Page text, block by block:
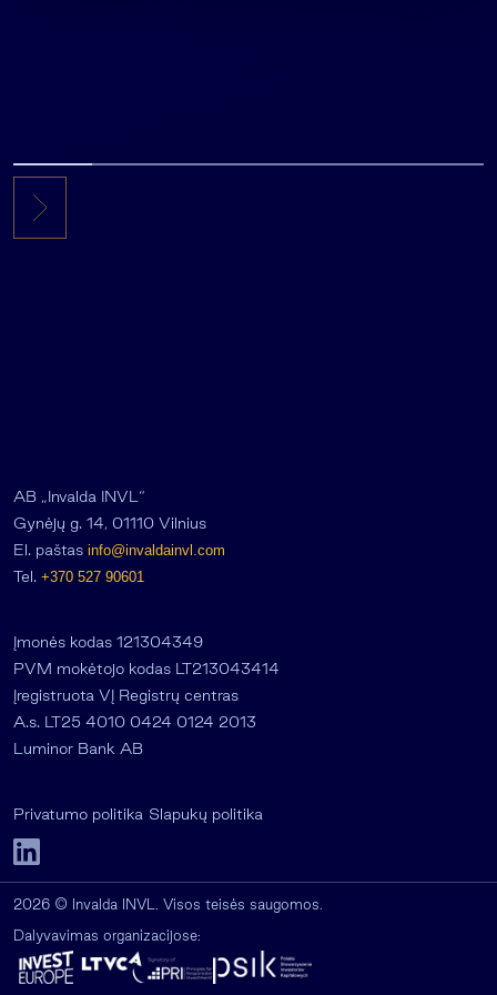
AB „Invalda INVL“
Gynėjų g. 14, 01110 Vilnius
El. paštas info@invaldainvl.com
Tel. +370 527 90601
Įmonės kodas 121304349
PVM mokėtojo kodas LT213043414
Įregistruota VĮ Registrų centras
A.s. LT25 4010 0424 0124 2013
Luminor Bank AB
Privatumo politika Slapukų politika
2026 © Invalda INVL. Visos teisės saugomos.
Dalyvavimas organizacijose: